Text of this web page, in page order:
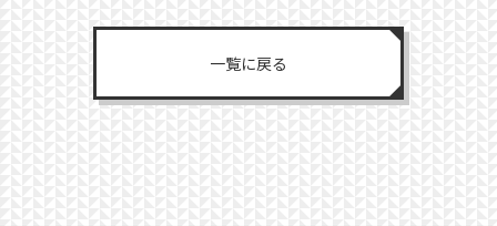
一覧に戻る